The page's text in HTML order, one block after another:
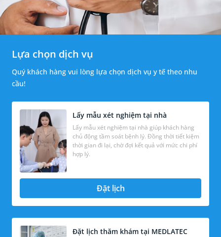
Lựa chọn dịch vụ
Quý khách hàng vui lòng lựa chọn dịch vụ y tế theo nhu
cầu!
Lấy mẫu xét nghiệm tại nhà
Lấy mẫu xét nghiệm tại nhà giúp khách hàng
chủ động tầm soát bệnh lý. Đồng thời tiết kiệm
thời gian đi lại, chờ đợi kết quả với mức chi phí
hợp lý.
Đặt lịch
Đặt lịch thăm khám tại MEDLATEC